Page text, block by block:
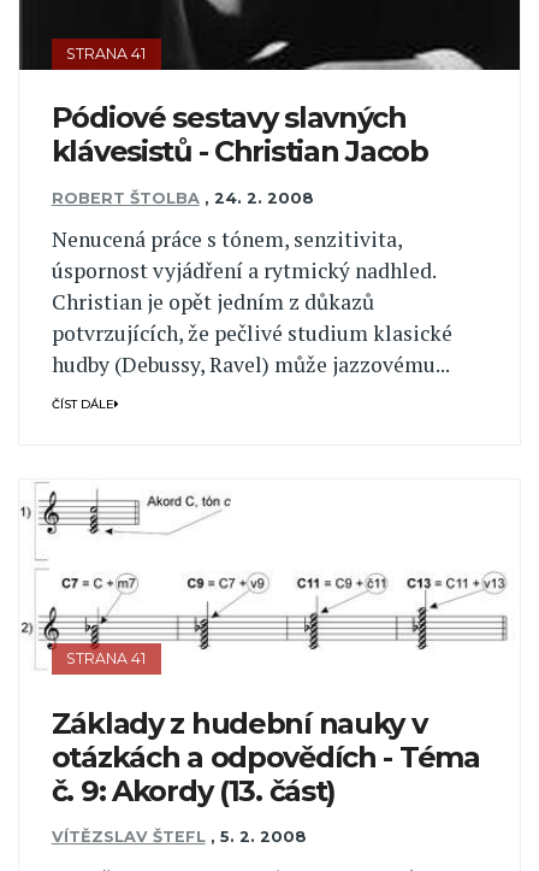
STRANA 41
Pódiové sestavy slavných
klávesistů - Christian Jacob
ROBERT ŠTOLBA , 24. 2. 2008
Nenucená práce s tónem, senzitivita,
úspornost vyjádření a rytmický nadhled.
Christian je opět jedním z důkazů
potvrzujících, že pečlivé studium klasické
hudby (Debussy, Ravel) může jazzovému...
ČÍST DÁLE
STRANA 41
Základy z hudební nauky v
otázkách a odpovědích - Téma
č. 9: Akordy (13. část)
VÍTĚZSLAV ŠTEFL , 5. 2. 2008